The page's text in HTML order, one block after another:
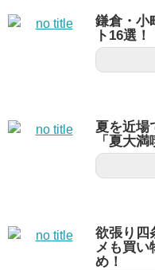
鎌倉・小
ト16選！
夏を近場
「夏大
欲張り四
メも買い
め！